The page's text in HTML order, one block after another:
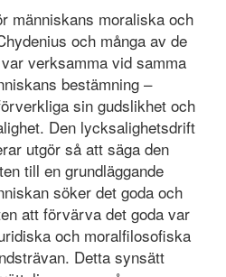
människans moraliska och
och många av de
verksamma vid samma
bestämning –
sin gudslikhet och
Den lycksalighetsdrift
utgör så att säga den
till en grundläggande
söker det goda och
att förvärva det goda var
och moralfilosofiska
Detta synsätt